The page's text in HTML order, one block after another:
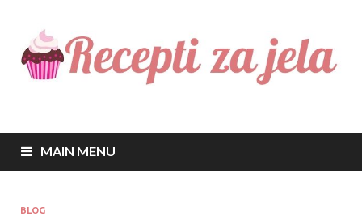
Recepti za jela
MAIN MENU
BLOG